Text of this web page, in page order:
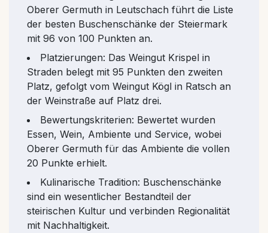
Oberer Germuth in Leutschach führt die Liste
der besten Buschenschänke der Steiermark
mit 96 von 100 Punkten an.
Platzierungen: Das Weingut Krispel in
Straden belegt mit 95 Punkten den zweiten
Platz, gefolgt vom Weingut Kögl in Ratsch an
der Weinstraße auf Platz drei.
Bewertungskriterien: Bewertet wurden
Essen, Wein, Ambiente und Service, wobei
Oberer Germuth für das Ambiente die vollen
20 Punkte erhielt.
Kulinarische Tradition: Buschenschänke
sind ein wesentlicher Bestandteil der
steirischen Kultur und verbinden Regionalität
mit Nachhaltigkeit.